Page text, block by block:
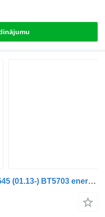
Knorr-Bremse Actros MP4 2545 (01.13-) BT5703 energoakumulators paredzēts Mercedes-Benz Actros MP4 Antos Arocs (2012-) vilcēja